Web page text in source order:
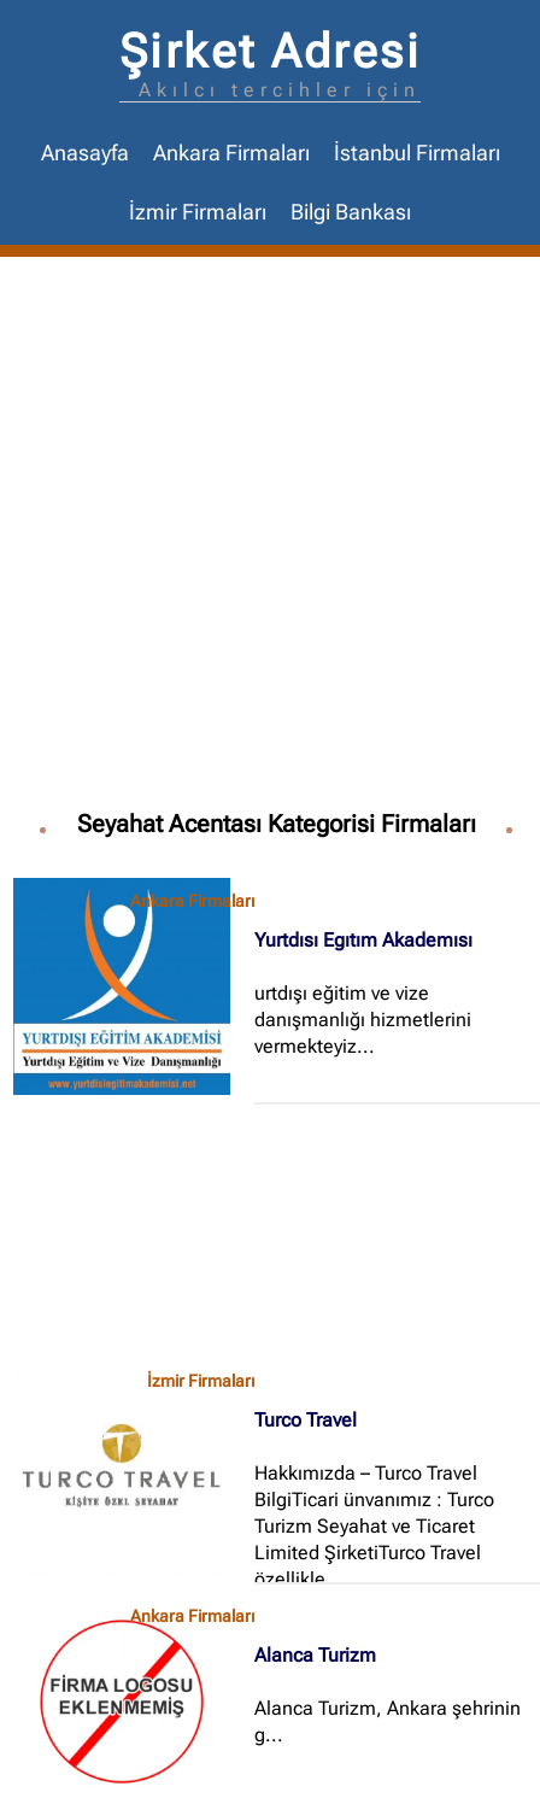
Şirket Adresi
Akılcı tercihler için
Anasayfa Ankara Firmaları İstanbul Firmaları
İzmir Firmaları Bilgi Bankası
Seyahat Acentası Kategorisi Firmaları
Ankara Firmaları
Yurtdısı Egıtım Akademısı
urtdışı eğitim ve vize
danışmanlığı hizmetlerini
vermekteyiz...
İzmir Firmaları
Turco Travel
Hakkımızda – Turco Travel
BilgiTicari ünvanımız : Turco
Turizm Seyahat ve Ticaret
Limited ŞirketiTurco Travel
özellikle
100...
Ankara Firmaları
Alanca Turizm
Alanca Turizm, Ankara şehrinin
g...
Site içi arama
İçerik grupları
Ankara Firmaları